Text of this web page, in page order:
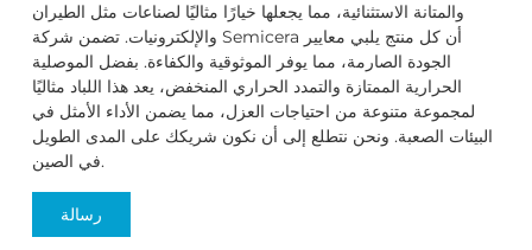
والمتانة الاستثنائية، مما يجعلها خيارًا مثاليًا لصناعات مثل الطيران
والإلكترونيات. تضمن شركة Semicera أن كل منتج يلبي معايير
الجودة الصارمة، مما يوفر الموثوقية والكفاءة. بفضل الموصلية
الحرارية الممتازة والتمدد الحراري المنخفض، يعد هذا اللباد مثاليًا
لمجموعة متنوعة من احتياجات العزل، مما يضمن الأداء الأمثل في
البيئات الصعبة. ونحن نتطلع إلى أن نكون شريكك على المدى الطويل
في الصين.
رسالة